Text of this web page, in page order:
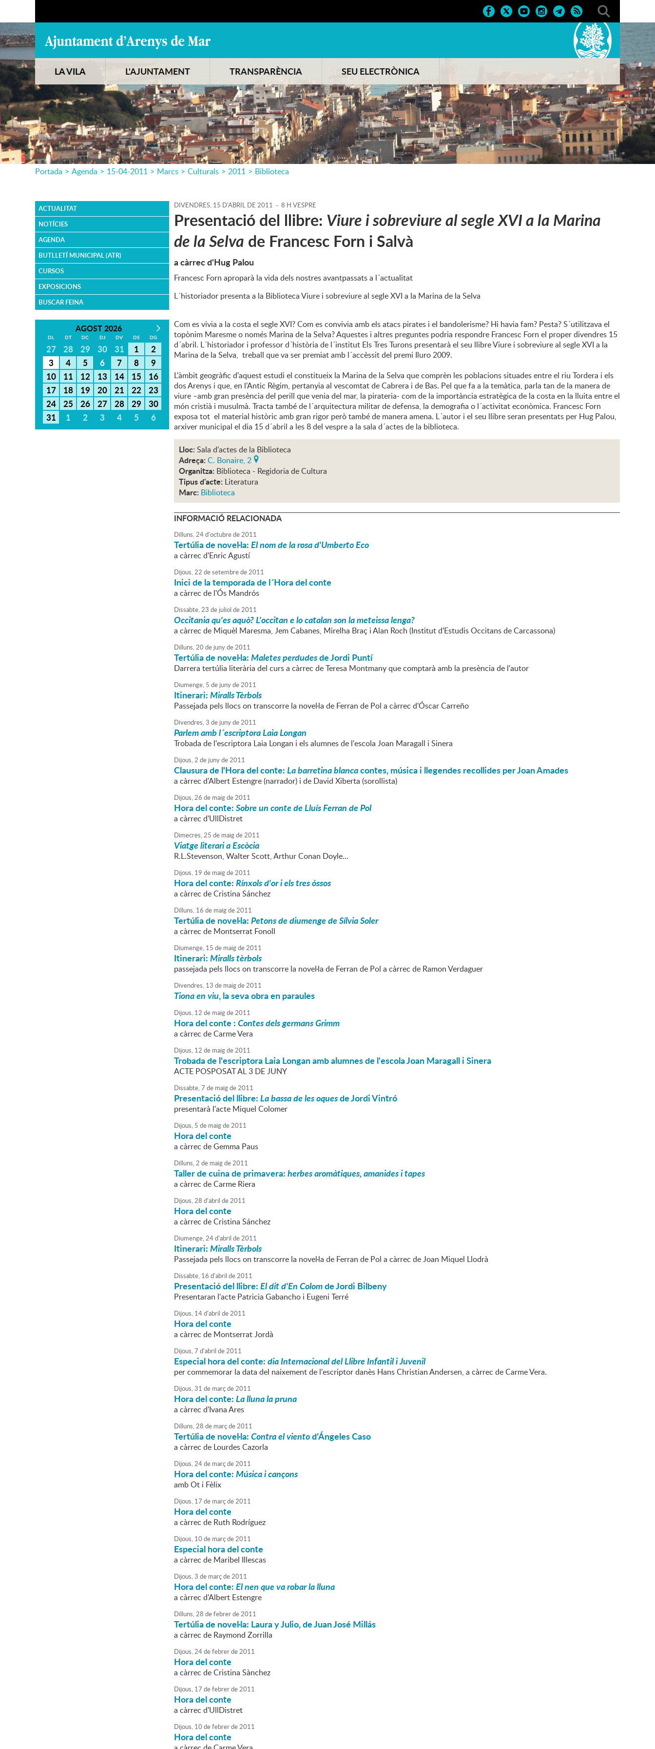
LA VILA L'AJUNTAMENT TRANSPARÈNCIA SEU ELECTRÒNICA
Portada > Agenda > 15-04-2011 > Marcs > Culturals > 2011 > Biblioteca
ACTUALITAT
NOTÍCIES
AGENDA
BUTLLETÍ MUNICIPAL (ATR)
CURSOS
EXPOSICIONS
BUSCAR FEINA
AGOST 2026
DL DT DC DJ DV DS DG
27 28 29 30 31 1
2
3
4 5 6 7 8
9
10
11 12 13 14 15
16
17
18 19 20 21 22
23
24
25 26 27 28 29
30
31
1 2 3 4 5 6
DIVENDRES, 15 D'ABRIL DE 2011 - 8 H VESPRE
Presentació del llibre: Viure i sobreviure al segle XVI a la Marina
de la Selva de Francesc Forn i Salvà
a càrrec d'Hug Palou
Francesc Forn aproparà la vida dels nostres avantpassats a l´actualitat
L´historiador presenta a la Biblioteca Viure i sobreviure al segle XVI a la Marina de la Selva
Com es vivia a la costa el segle XVI? Com es convivia amb els atacs pirates i el bandolerisme? Hi havia fam? Pesta? S´utilitzava el
topònim Maresme o només Marina de la Selva? Aquestes i altres preguntes podria respondre Francesc Forn el proper divendres 15
d´abril. L´historiador i professor d´història de l´institut Els Tres Turons presentarà el seu llibre Viure i sobreviure al segle XVI a la
Marina de la Selva, treball que va ser premiat amb l´accèssit del premi Iluro 2009.
L'àmbit geogràfic d'aquest estudi el constitueix la Marina de la Selva que comprèn les poblacions situades entre el riu Tordera i els
dos Arenys i que, en l'Antic Règim, pertanyia al vescomtat de Cabrera i de Bas. Pel que fa a la temàtica, parla tan de la manera de
viure –amb gran presència del perill que venia del mar, la pirateria- com de la importància estratègica de la costa en la lluita entre el
món cristià i musulmà. Tracta també de l´arquitectura militar de defensa, la demografia o l´activitat econòmica. Francesc Forn
exposa tot el material històric amb gran rigor però també de manera amena. L´autor i el seu llibre seran presentats per Hug Palou,
arxiver municipal el dia 15 d´abril a les 8 del vespre a la sala d´actes de la biblioteca.
Lloc: Sala d'actes de la Biblioteca
Adreça: C. Bonaire, 2
Organitza: Biblioteca - Regidoria de Cultura
Tipus d'acte: Literatura
Marc: Biblioteca
INFORMACIÓ RELACIONADA
Dilluns,24d'octubrede2011
Tertúlia de novel·la:El nom de la rosad'Umberto Eco
a càrrec d'Enric Agustí
Dijous,22 desetembrede2011
Inici de la temporada de l´Hora del conte
a càrrec de l'Ós Mandrós
Dissabte,23 de juliol de2011
Occitania qu'es aquò? L'occitan e lo catalan son la meteissa lenga?
a càrrec de Miquèl Maresma, Jem Cabanes, Mirelha Braç i Alan Roch (Institut d'Estudis Occitans de Carcassona)
Dilluns,20 de junyde2011
Tertúlia de novel·la:Maletes perdudesde Jordi Puntí
Darrera tertúlia literària del curs a càrrec de Teresa Montmany que comptarà amb la presència de l'autor
Diumenge, 5 de junyde2011
Itinerari:Miralls Tèrbols
Passejada pels llocs on transcorre la novel·la de Ferran de Pol a càrrec d'Óscar Carreño
Divendres,3 de junyde2011
Parlem amb l´escriptora Laia Longan
Trobada de l'escriptora Laia Longan i els alumnes de l'escola Joan Maragall i Sinera
Dijous,2 de junyde2011
Clausura de l'Hora del conte:La barretina blancacontes, música i llegendes recollides per Joan Amades
a càrrec d'Albert Estengre (narrador) i de David Xiberta (sorollista)
Dijous,26 de maigde2011
Hora del conte:Sobre un conte de Lluís Ferran de Pol
a càrrec d'UllDistret
Dimecres,25 de maigde2011
Viatge literari a Escòcia
R.L.Stevenson, Walter Scott, Arthur Conan Doyle...
Dijous, 19 de maigde2011
Hora del conte:Rínxols d'or i els tres óssos
a càrrec de Cristina Sánchez
Dilluns, 16 de maigde2011
Tertúlia de novel·la:Petons de diumenge de Sílvia Soler
a càrrec de Montserrat Fonoll
Diumenge, 15 de maigde2011
Itinerari:Miralls tèrbols
passejada pels llocs on transcorre la novel·la de Ferran de Pol a càrrec de Ramon Verdaguer
Divendres, 13 de maigde2011
Tiona en viu, la seva obra en paraules
Dijous, 12 de maigde2011
Hora del conte :Contes dels germans Grimm
a càrrec de Carme Vera
Dijous, 12 de maigde2011
Trobada de l'escriptora Laia Longan amb alumnes de l'escola Joan Maragall i Sinera
ACTE POSPOSAT AL 3 DE JUNY
Dissabte,7 de maigde2011
Presentació del llibre:La bassa de les oquesde Jordi Vintró
presentarà l'acte Miquel Colomer
Dijous, 5 de maigde2011
Hora del conte
a càrrec de Gemma Paus
Dilluns,2 de maigde2011
Taller de cuina de primavera:herbes aromàtiques, amanides i tapes
a càrrec de Carme Riera
Dijous,28 d'abril de2011
Hora del conte
a càrrec de Cristina Sánchez
Diumenge,24d'abril de2011
Itinerari:Miralls Tèrbols
Passejada pels llocs on transcorre la novel·la de Ferran de Pol a càrrec de Joan Miquel Llodrà
Dissabte, 16 d'abril de2011
Presentació del llibre:El dit d'En Colomde Jordi Bilbeny
Presentaran l'acte Patricia Gabancho i Eugeni Terré
Dijous, 14d'abril de2011
Hora del conte
a càrrec de Montserrat Jordà
Dijous,7 d'abril de2011
Especial hora del conte:dia Internacional del Llibre Infantil i Juvenil
per commemorar la data del naixement de l'escriptor danès Hans Christian Andersen, a càrrec de Carme Vera.
Dijous,31 de marçde2011
Hora del conte:La lluna la pruna
a càrrec d'Ivana Ares
Dilluns,28 de marçde2011
Tertúlia de novel·la:Contra el vientod'Ángeles Caso
a càrrec de Lourdes Cazorla
Dijous,24de marçde2011
Hora del conte:Música i cançons
amb Ot i Fèlix
Dijous, 17 de marçde2011
Hora del conte
a càrrec de Ruth Rodríguez
Dijous, 10 de marçde2011
Especial hora del conte
a càrrec de Maribel Illescas
Dijous,3 de marçde2011
Hora del conte:El nen que va robar la lluna
a càrrec d'Albert Estengre
Dilluns,28 defebrerde2011
Tertúlia de novel·la: Laura y Julio, de Juan José Millás
a càrrec de Raymond Zorrilla
Dijous,24defebrerde2011
Hora del conte
a càrrec de Cristina Sànchez
Dijous, 17 defebrerde2011
Hora del conte
a càrrec d'UllDistret
Dijous, 10 defebrerde2011
Hora del conte